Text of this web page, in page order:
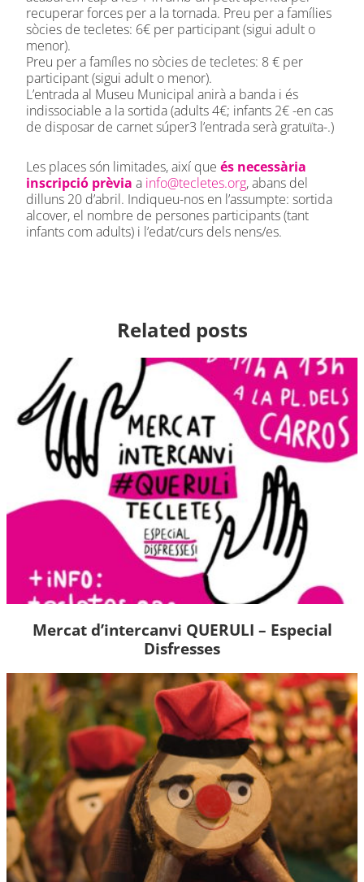
recuperar forces per a la tornada. Preu per a famílies
sòcies de tecletes: 6€ per participant (sigui adult o
menor).
Preu per a famíles no sòcies de tecletes: 8 € per
participant (sigui adult o menor).
L’entrada al Museu Municipal anirà a banda i és
indissociable a la sortida (adults 4€; infants 2€ -en cas
de disposar de carnet súper3 l’entrada serà gratuïta-.)
Les places són limitades, així que és necessària
inscripció prèvia a info@tecletes.org, abans del
dilluns 20 d’abril. Indiqueu-nos en l’assumpte: sortida
alcover, el nombre de persones participants (tant
infants com adults) i l’edat/curs dels nens/es.
Related posts
Mercat d’intercanvi QUERULI – Especial
Disfresses